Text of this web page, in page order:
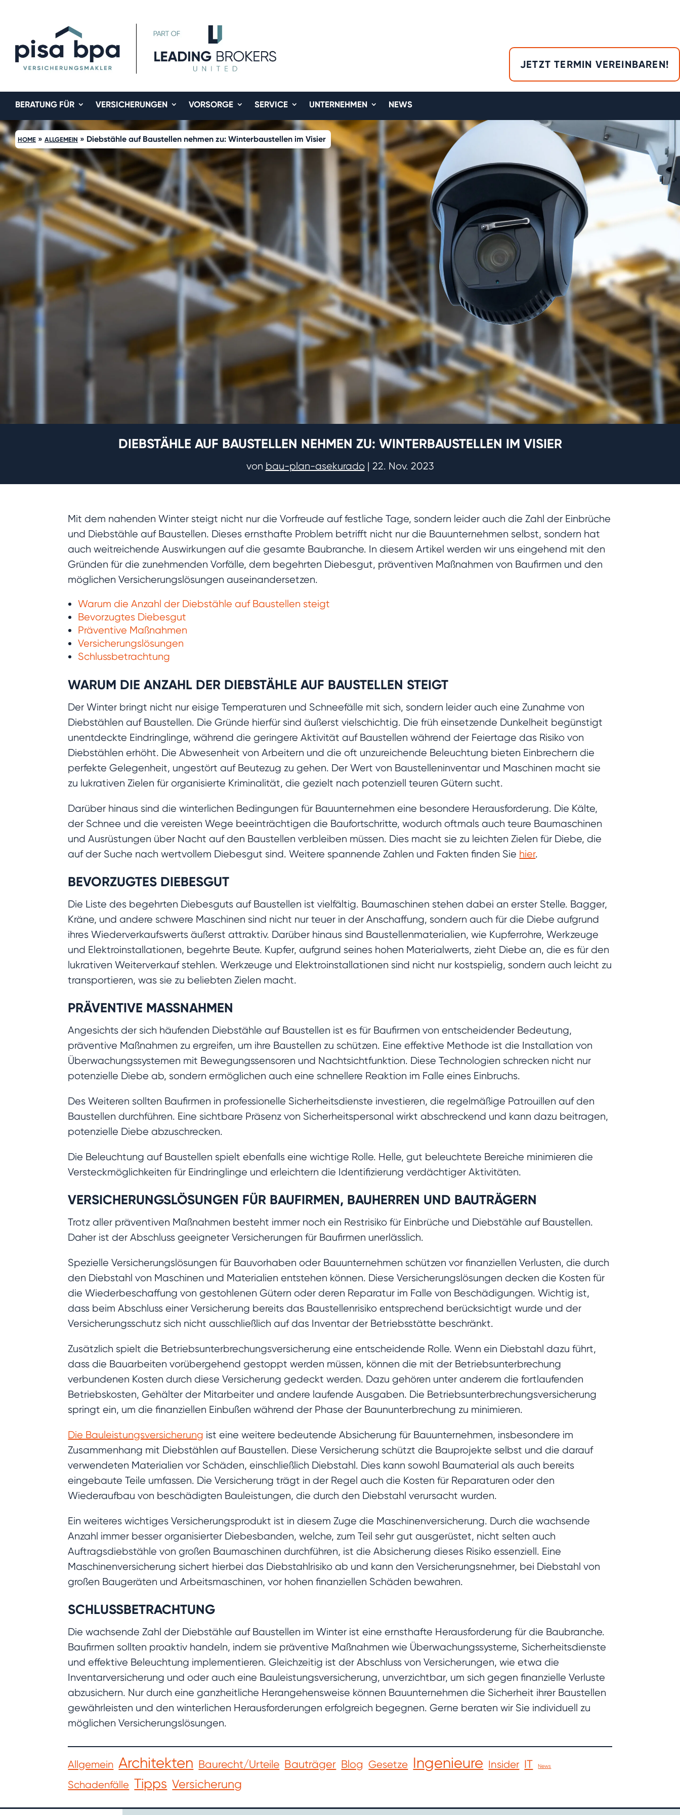
JETZT TERMIN VEREINBAREN!
BERATUNG FÜR VERSICHERUNGEN VORSORGE SERVICE UNTERNEHMEN NEWS
HOME » ALLGEMEIN » Diebstähle auf Baustellen nehmen zu: Winterbaustellen im Visier
DIEBSTÄHLE AUF BAUSTELLEN NEHMEN ZU: WINTERBAUSTELLEN IM VISIER
von bau-plan-asekurado| 22. Nov. 2023
Mit dem nahenden Winter steigt nicht nur die Vorfreude auf festliche Tage, sondern leider auch die Zahl der Einbrüche
und Diebstähle auf Baustellen. Dieses ernsthafte Problem betrifft nicht nur die Bauunternehmen selbst, sondern hat
auch weitreichende Auswirkungen auf die gesamte Baubranche. In diesem Artikel werden wir uns eingehend mit den
Gründen für die zunehmenden Vorfälle, dem begehrten Diebesgut, präventiven Maßnahmen von Baufirmen und den
möglichen Versicherungslösungen auseinandersetzen.
Warum die Anzahl der Diebstähle auf Baustellen steigt
Bevorzugtes Diebesgut
Präventive Maßnahmen
Versicherungslösungen
Schlussbetrachtung
WARUM DIE ANZAHL DER DIEBSTÄHLE AUF BAUSTELLEN STEIGT
Der Winter bringt nicht nur eisige Temperaturen und Schneefälle mit sich, sondern leider auch eine Zunahme von
Diebstählen auf Baustellen. Die Gründe hierfür sind äußerst vielschichtig. Die früh einsetzende Dunkelheit begünstigt
unentdeckte Eindringlinge, während die geringere Aktivität auf Baustellen während der Feiertage das Risiko von
Diebstählen erhöht. Die Abwesenheit von Arbeitern und die oft unzureichende Beleuchtung bieten Einbrechern die
perfekte Gelegenheit, ungestört auf Beutezug zu gehen. Der Wert von Baustelleninventar und Maschinen macht sie
zu lukrativen Zielen für organisierte Kriminalität, die gezielt nach potenziell teuren Gütern sucht.
Darüber hinaus sind die winterlichen Bedingungen für Bauunternehmen eine besondere Herausforderung. Die Kälte,
der Schnee und die vereisten Wege beeinträchtigen die Baufortschritte, wodurch oftmals auch teure Baumaschinen
und Ausrüstungen über Nacht auf den Baustellen verbleiben müssen. Dies macht sie zu leichten Zielen für Diebe, die
auf der Suche nach wertvollem Diebesgut sind. Weitere spannende Zahlen und Fakten finden Sie hier.
BEVORZUGTES DIEBESGUT
Die Liste des begehrten Diebesguts auf Baustellen ist vielfältig. Baumaschinen stehen dabei an erster Stelle. Bagger,
Kräne, und andere schwere Maschinen sind nicht nur teuer in der Anschaffung, sondern auch für die Diebe aufgrund
ihres Wiederverkaufswerts äußerst attraktiv. Darüber hinaus sind Baustellenmaterialien, wie Kupferrohre, Werkzeuge
und Elektroinstallationen, begehrte Beute. Kupfer, aufgrund seines hohen Materialwerts, zieht Diebe an, die es für den
lukrativen Weiterverkauf stehlen. Werkzeuge und Elektroinstallationen sind nicht nur kostspielig, sondern auch leicht zu
transportieren, was sie zu beliebten Zielen macht.
PRÄVENTIVE MASSNAHMEN
Angesichts der sich häufenden Diebstähle auf Baustellen ist es für Baufirmen von entscheidender Bedeutung,
präventive Maßnahmen zu ergreifen, um ihre Baustellen zu schützen. Eine effektive Methode ist die Installation von
Überwachungssystemen mit Bewegungssensoren und Nachtsichtfunktion. Diese Technologien schrecken nicht nur
potenzielle Diebe ab, sondern ermöglichen auch eine schnellere Reaktion im Falle eines Einbruchs.
Des Weiteren sollten Baufirmen in professionelle Sicherheitsdienste investieren, die regelmäßige Patrouillen auf den
Baustellen durchführen. Eine sichtbare Präsenz von Sicherheitspersonal wirkt abschreckend und kann dazu beitragen,
potenzielle Diebe abzuschrecken.
Die Beleuchtung auf Baustellen spielt ebenfalls eine wichtige Rolle. Helle, gut beleuchtete Bereiche minimieren die
Versteckmöglichkeiten für Eindringlinge und erleichtern die Identifizierung verdächtiger Aktivitäten.
VERSICHERUNGSLÖSUNGEN FÜR BAUFIRMEN, BAUHERREN UND BAUTRÄGERN
Trotz aller präventiven Maßnahmen besteht immer noch ein Restrisiko für Einbrüche und Diebstähle auf Baustellen.
Daher ist der Abschluss geeigneter Versicherungen für Baufirmen unerlässlich.
Spezielle Versicherungslösungen für Bauvorhaben oder Bauunternehmen schützen vor finanziellen Verlusten, die durch
den Diebstahl von Maschinen und Materialien entstehen können. Diese Versicherungslösungen decken die Kosten für
die Wiederbeschaffung von gestohlenen Gütern oder deren Reparatur im Falle von Beschädigungen. Wichtig ist,
dass beim Abschluss einer Versicherung bereits das Baustellenrisiko entsprechend berücksichtigt wurde und der
Versicherungsschutz sich nicht ausschließlich auf das Inventar der Betriebsstätte beschränkt.
Zusätzlich spielt die Betriebsunterbrechungsversicherung eine entscheidende Rolle. Wenn ein Diebstahl dazu führt,
dass die Bauarbeiten vorübergehend gestoppt werden müssen, können die mit der Betriebsunterbrechung
verbundenen Kosten durch diese Versicherung gedeckt werden. Dazu gehören unter anderem die fortlaufenden
Betriebskosten, Gehälter der Mitarbeiter und andere laufende Ausgaben. Die Betriebsunterbrechungsversicherung
springt ein, um die finanziellen Einbußen während der Phase der Baununterbrechung zu minimieren.
Die Bauleistungsversicherung ist eine weitere bedeutende Absicherung für Bauunternehmen, insbesondere im
Zusammenhang mit Diebstählen auf Baustellen. Diese Versicherung schützt die Bauprojekte selbst und die darauf
verwendeten Materialien vor Schäden, einschließlich Diebstahl. Dies kann sowohl Baumaterial als auch bereits
eingebaute Teile umfassen. Die Versicherung trägt in der Regel auch die Kosten für Reparaturen oder den
Wiederaufbau von beschädigten Bauleistungen, die durch den Diebstahl verursacht wurden.
Ein weiteres wichtiges Versicherungsprodukt ist in diesem Zuge die Maschinenversicherung. Durch die wachsende
Anzahl immer besser organisierter Diebesbanden, welche, zum Teil sehr gut ausgerüstet, nicht selten auch
Auftragsdiebstähle von großen Baumaschinen durchführen, ist die Absicherung dieses Risiko essenziell. Eine
Maschinenversicherung sichert hierbei das Diebstahlrisiko ab und kann den Versicherungsnehmer, bei Diebstahl von
großen Baugeräten und Arbeitsmaschinen, vor hohen finanziellen Schäden bewahren.
SCHLUSSBETRACHTUNG
Die wachsende Zahl der Diebstähle auf Baustellen im Winter ist eine ernsthafte Herausforderung für die Baubranche.
Baufirmen sollten proaktiv handeln, indem sie präventive Maßnahmen wie Überwachungssysteme, Sicherheitsdienste
und effektive Beleuchtung implementieren. Gleichzeitig ist der Abschluss von Versicherungen, wie etwa die
Inventarversicherung und oder auch eine Bauleistungsversicherung, unverzichtbar, um sich gegen finanzielle Verluste
abzusichern. Nur durch eine ganzheitliche Herangehensweise können Bauunternehmen die Sicherheit ihrer Baustellen
gewährleisten und den winterlichen Herausforderungen erfolgreich begegnen. Gerne beraten wir Sie individuell zu
möglichen Versicherungslösungen.
Allgemein Architekten Baurecht/Urteile Bauträger Blog Gesetze Ingenieure Insider IT News
Schadenfälle Tipps Versicherung